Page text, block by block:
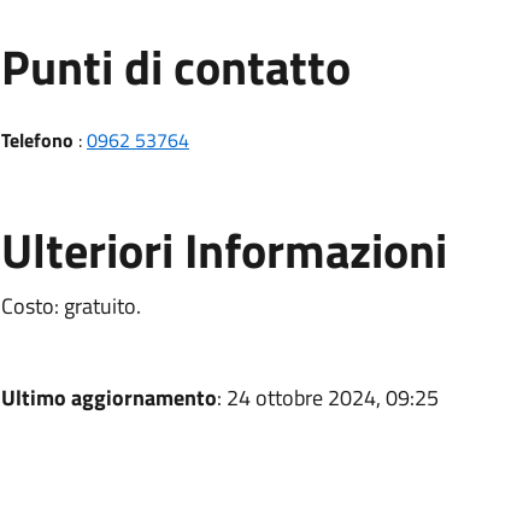
Punti di contatto
Telefono :0962 53764
Ulteriori Informazioni
Costo: gratuito.
Ultimo aggiornamento: 24 ottobre 2024, 09:25